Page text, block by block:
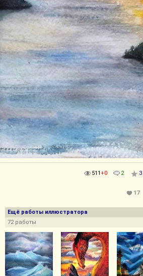
511+0 2 3
17
Ещё работы иллюстратора
72 работы